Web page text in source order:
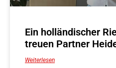
Ein holländischer
treuen Partner
Weiterlesen